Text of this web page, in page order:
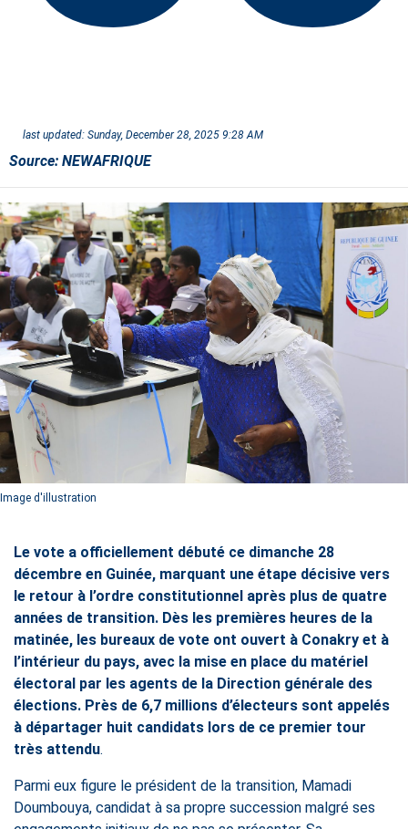
last updated: Sunday, December 28, 2025 9:28 AM
Source: NEWAFRIQUE
Image d'illustration
Le vote a officiellement débuté ce dimanche 28
décembre en Guinée, marquant une étape décisive vers
le retour à l’ordre constitutionnel après plus de quatre
années de transition. Dès les premières heures de la
matinée, les bureaux de vote ont ouvert à Conakry et à
l’intérieur du pays, avec la mise en place du matériel
électoral par les agents de la Direction générale des
élections. Près de 6,7 millions d’électeurs sont appelés
à départager huit candidats lors de ce premier tour
très attendu.
Parmi eux figure le président de la transition, Mamadi
Doumbouya, candidat à sa propre succession malgré ses